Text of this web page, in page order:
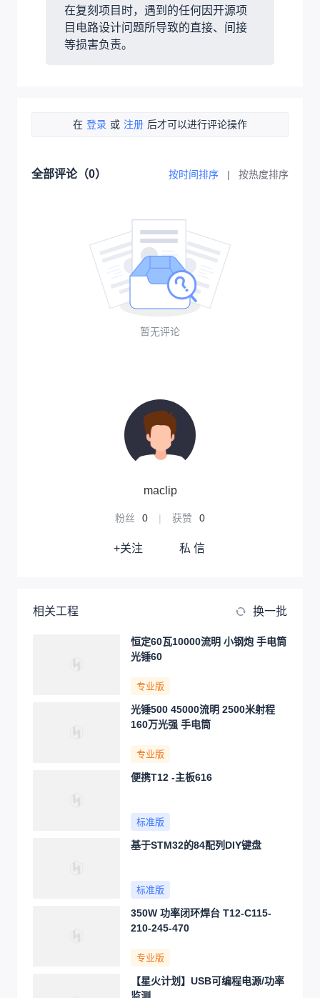
在复刻项目时，遇到的任何因开源项
目电路设计问题所导致的直接、间接
等损害负责。
在 登录 或 注册 后才可以进行评论操作
全部评论（0） 按时间排序 | 按热度排序
暂无评论
maclip
粉丝 0 | 获赞 0
+关注 私 信
相关工程 换一批
恒定60瓦10000流明 小钢炮 手电筒
光锤60
专业版
光锤500 45000流明 2500米射程
160万光强 手电筒
专业版
便携T12 -主板616
标准版
基于STM32的84配列DIY键盘
标准版
350W 功率闭环焊台 T12-C115-
210-245-470
专业版
【星火计划】USB可编程电源/功率